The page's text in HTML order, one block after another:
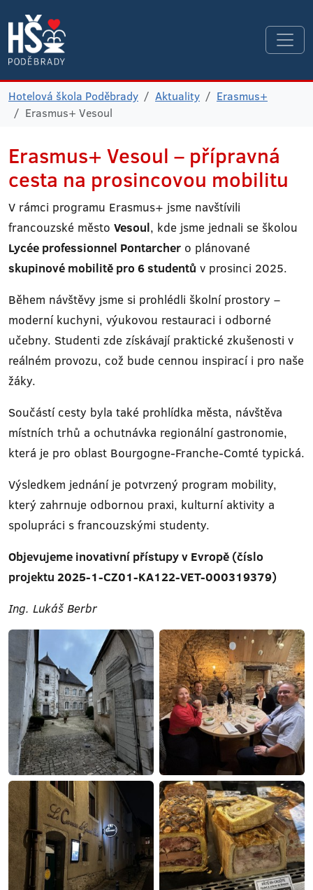
Hotelová škola Poděbrady Aktuality
Erasmus+
Erasmus+ Vesoul
Erasmus+ Vesoul – přípravná
cesta na prosincovou mobilitu
V rámci programu Erasmus+ jsme navštívili
francouzské město Vesoul, kde jsme jednali se školou
Lycée professionnel Pontarcher o plánované
skupinové mobilitě pro 6 studentů v prosinci 2025.
Během návštěvy jsme si prohlédli školní prostory –
moderní kuchyni, výukovou restauraci i odborné
učebny. Studenti zde získávají praktické zkušenosti v
reálném provozu, což bude cennou inspirací i pro naše
žáky.
Součástí cesty byla také prohlídka města, návštěva
místních trhů a ochutnávka regionální gastronomie,
která je pro oblast Bourgogne-Franche-Comté typická.
Výsledkem jednání je potvrzený program mobility,
který zahrnuje odbornou praxi, kulturní aktivity a
spolupráci s francouzskými studenty.
Objevujeme inovativní přístupy v Evropě (číslo
projektu 2025-1-CZ01-KA122-VET-000319379)
Ing. Lukáš Berbr